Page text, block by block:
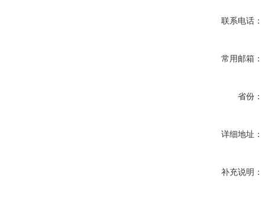
联系电话：
常用邮箱：
省份：
详细地址：
补充说明：